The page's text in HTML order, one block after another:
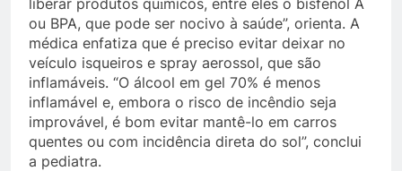
ou BPA, que pode ser nocivo à saúde”, orienta. A
médica enfatiza que é preciso evitar deixar no
veículo isqueiros e spray aerossol, que são
inflamáveis. “O álcool em gel 70% é menos
inflamável e, embora o risco de incêndio seja
improvável, é bom evitar mantê-lo em carros
quentes ou com incidência direta do sol”, conclui
a pediatra.